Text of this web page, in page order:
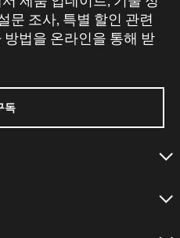
문 조사, 특별 할인 관련
법을 온라인을 통해 받
독